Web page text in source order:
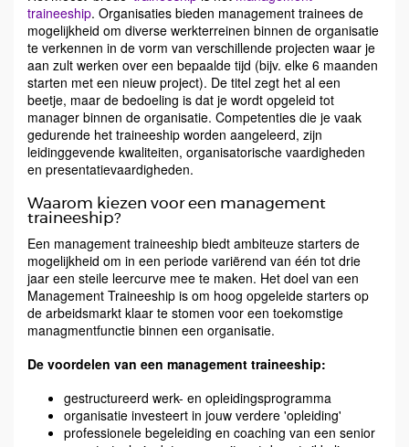
traineeship. Organisaties bieden management trainees de
mogelijkheid om diverse werkterreinen binnen de organisatie
te verkennen in de vorm van verschillende projecten waar je
aan zult werken over een bepaalde tijd (bijv. elke 6 maanden
starten met een nieuw project). De titel zegt het al een
beetje, maar de bedoeling is dat je wordt opgeleid tot
manager binnen de organisatie. Competenties die je vaak
gedurende het traineeship worden aangeleerd, zijn
leidinggevende kwaliteiten, organisatorische vaardigheden
en presentatievaardigheden.
Waarom kiezen voor een management
traineeship?
​Een management traineeship biedt ambiteuze starters de
mogelijkheid om in een periode variërend van één tot drie
jaar een steile leercurve mee te maken. Het doel van een
Management Traineeship is om hoog opgeleide starters op
de arbeidsmarkt klaar te stomen voor een toekomstige
managmentfunctie binnen een organisatie.
De voordelen van een management traineeship:
gestructureerd werk- en opleidingsprogramma
organisatie investeert in jouw verdere 'opleiding'
professionele begeleiding en coaching van een senior